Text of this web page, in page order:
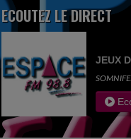
ECOUTEZ LE DIRECT
JEUX